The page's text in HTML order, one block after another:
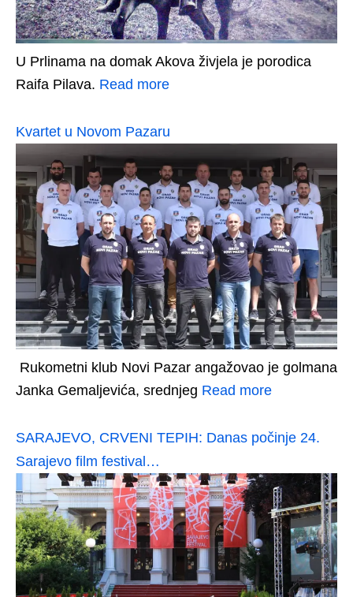
U Prlinama na domak Akova živjela je porodica
Raifa Pilava. Read more
Kvartet u Novom Pazaru
Rukometni klub Novi Pazar angažovao je golmana
Janka Gemaljevića, srednjeg Read more
SARAJEVO, CRVENI TEPIH: Danas počinje 24.
Sarajevo film festival…